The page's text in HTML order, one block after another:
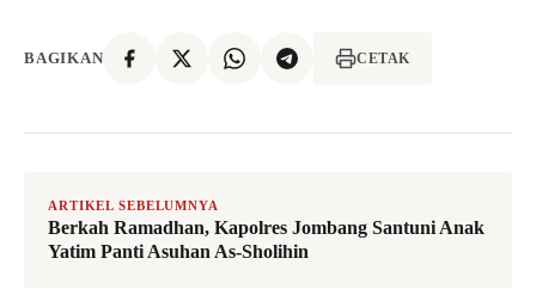
BAGIKAN CETAK
ARTIKEL SEBELUMNYA
Berkah Ramadhan, Kapolres Jombang Santuni Anak
Yatim Panti Asuhan As-Sholihin